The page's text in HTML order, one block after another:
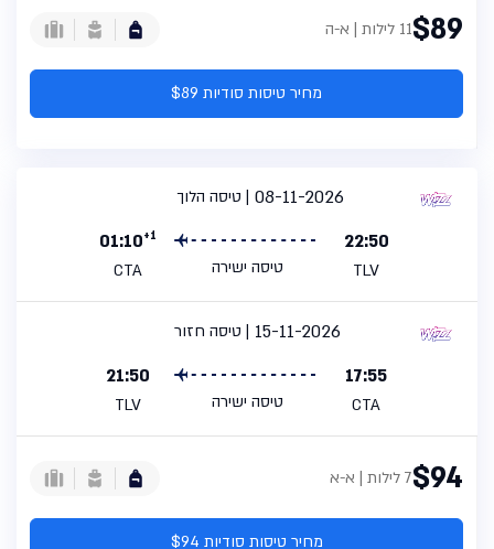
$8911 לילות | א-ה
מחיר טיסות סודיות $89
טיסה הלוך
08-11-2026
22:50
TLV טיסה ישירה
01:10+1
CTA
טיסה חזור
15-11-2026
17:55
CTA טיסה ישירה
21:50
TLV
$947 לילות | א-א
מחיר טיסות סודיות $94